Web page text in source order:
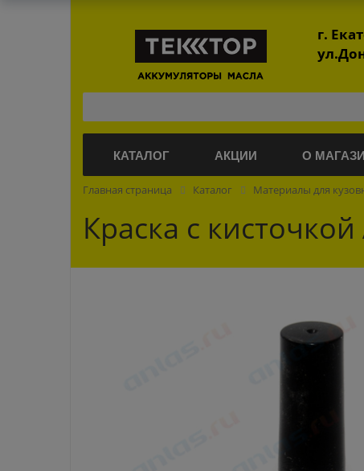
г.
КАТАЛОГ АКЦИИ О
Главная страница Каталог Материалы для
Краска с